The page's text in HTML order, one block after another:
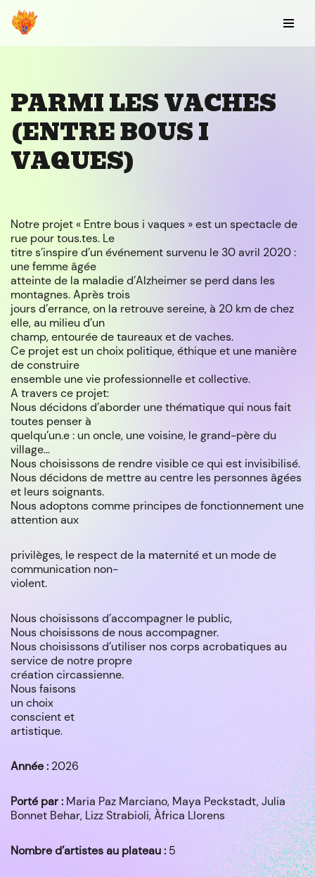
Aller
au
PARMI LES VACHES
(ENTRE BOUS I
VAQUES)
Notre projet « Entre bous i vaques » est un spectacle de
rue pour tous.tes. Le
titre s’inspire d’un événement survenu le 30 avril 2020 :
une femme âgée
atteinte de la maladie d’Alzheimer se perd dans les
montagnes. Après trois
jours d’errance, on la retrouve sereine, à 20 km de chez
elle, au milieu d’un
champ, entourée de taureaux et de vaches.
Ce projet est un choix politique, éthique et une manière
de construire
ensemble une vie professionnelle et collective.
A travers ce projet:
Nous décidons d’aborder une thématique qui nous fait
toutes penser à
quelqu’un.e : un oncle, une voisine, le grand-père du
village…
Nous choisissons de rendre visible ce qui est invisibilisé.
Nous décidons de mettre au centre les personnes âgées
et leurs soignants.
Nous adoptons comme principes de fonctionnement une
attention aux
privilèges, le respect de la maternité et un mode de
communication non-
violent.
Nous choisissons d’accompagner le public,
Nous choisissons de nous accompagner.
Nous choisissons d’utiliser nos corps acrobatiques au
service de notre propre
création circassienne.
Nous faisons
un choix
conscient et
artistique.
Année : 2026
Porté par : Maria Paz Marciano, Maya Peckstadt, Julia
Bonnet Behar, Lizz Strabioli, Àfrica Llorens
Nombre d’artistes au plateau : 5